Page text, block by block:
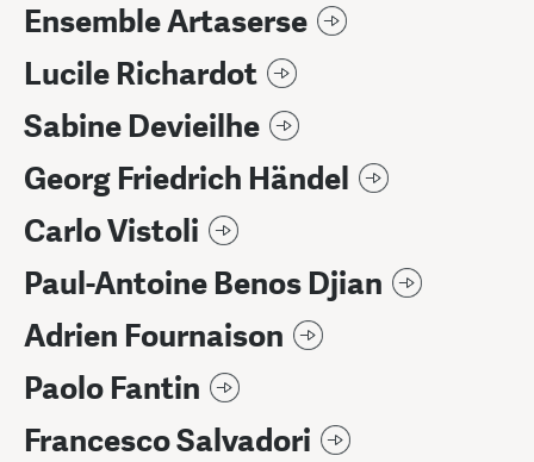
Ensemble Artaserse
Lucile Richardot
Sabine Devieilhe
Georg Friedrich Händel
Carlo Vistoli
Paul-Antoine Benos Djian
Adrien Fournaison
Paolo Fantin
Francesco Salvadori